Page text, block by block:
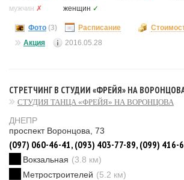
мужчин ✗ женщин ✓
Фото (3) Расписание
Акция
2016.05.28
СТРЕТЧИНГ В СТУДИИ «ФРЕЙЯ» НА
СТУДИЯ ТАНЦА «ФРЕЙЯ» НА ВОРОНЦОВА
ДНЕПР
проспект Воронцова, 73
(097) 060-46-41, (093) 403-77-89, (099) 416-
Вокзальная (3.8 км)
Метростроителей (5.2 км)